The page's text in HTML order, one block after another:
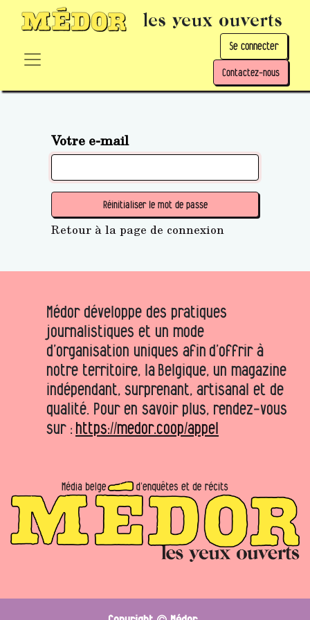
les yeux ouverts
Se connecter
Contactez-nous
Votre e-mail
Réinitialiser le mot de passe
Retour à la page de connexion
Médor développe des pratiques
journalistiques et un mode
d’organisation uniques afin d’offrir à
notre territoire, la Belgique, un magazine
indépendant, surprenant, artisanal et de
qualité. Pour en savoir plus, rendez-vous
sur : https://medor.coop/appel